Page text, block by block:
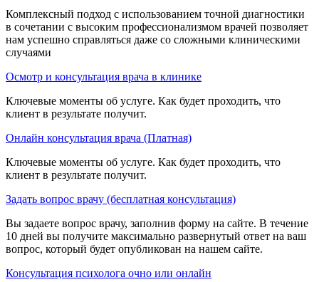
Комплексный подход с использованием точной диагностики
в сочетании с высоким профессионализмом врачей позволяет
нам успешно справляться даже со сложными клиническими
случаями
Осмотр и консультация врача в клинике
Ключевые моменты об услуге. Как будет проходить, что
клиент в результате получит.
Онлайн консультация врача (Платная)
Ключевые моменты об услуге. Как будет проходить, что
клиент в результате получит.
Задать вопрос врачу (бесплатная консультация)
Вы задаете вопрос врачу, заполнив форму на сайте. В течение
10 дней вы получите максимально развернутый ответ на ваш
вопрос, который будет опубликован на нашем сайте.
Консультация психолога очно или онлайн